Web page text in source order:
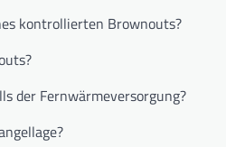
kontrollierten Brownouts?
der Fernwärmeversorgung?